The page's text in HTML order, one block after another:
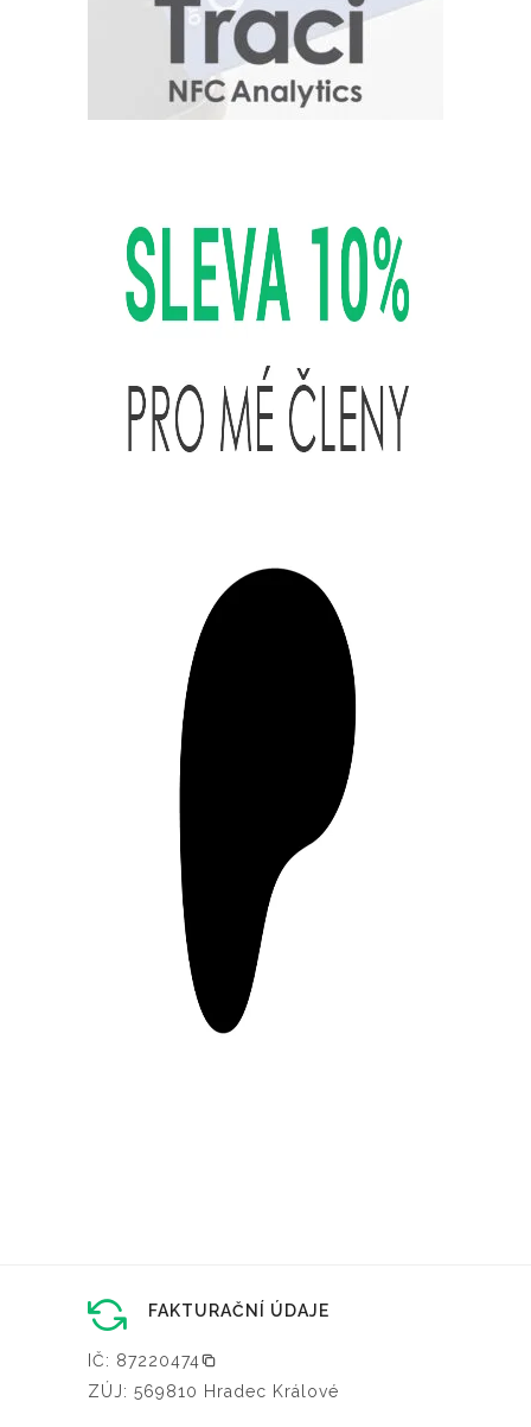
FAKTURAČNÍ ÚDAJE
IČ: 87220474
ZÚJ: 569810 Hradec Králové